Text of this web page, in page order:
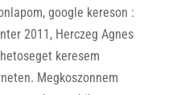
google kereson :
2011, Herczeg Agnes
keresem
Megkoszonnem